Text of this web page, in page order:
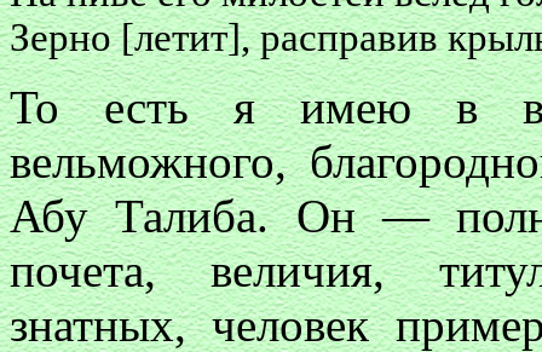
Зерно [летит], расправив
То есть я имею в
вельможного,
Абу Талиба. Он —
почета, величия,
знатных, человек